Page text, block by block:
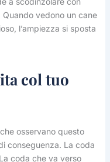
vedono un cane
l’ampiezza si sposta
col tuo
osservano questo
conseguenza. La coda
coda che va verso